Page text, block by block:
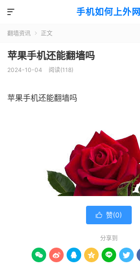
手机如何上外网

翻墙资讯  正文
苹果手机还能翻墙吗
2024-10-04 阅读(118)
苹果手机还能翻墙吗
 赞(0)
分享到
     